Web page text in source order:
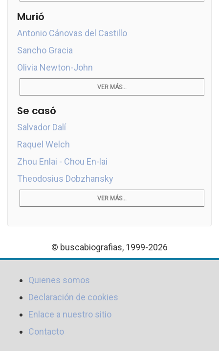
Murió
Antonio Cánovas del Castillo
Sancho Gracia
Olivia Newton-John
VER MÁS...
Se casó
Salvador Dalí
Raquel Welch
Zhou Enlai - Chou En-lai
Theodosius Dobzhansky
VER MÁS...
© buscabiografias, 1999-2026
Quienes somos
Declaración de cookies
Enlace a nuestro sitio
Contacto